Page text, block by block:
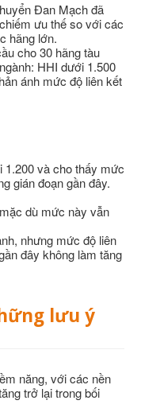
Đan Mạch đã
ưu thế so với các
hãng lớn.
cho 30 hãng tàu
HHI dưới 1.500
ánh mức độ liên kết
1.200 và cho thấy mức
gián đoạn gần đây.
dù mức này vẫn
nhưng mức độ liên
đây không làm tăng
lưu ý
năng, với các nền
trở lại trong bối